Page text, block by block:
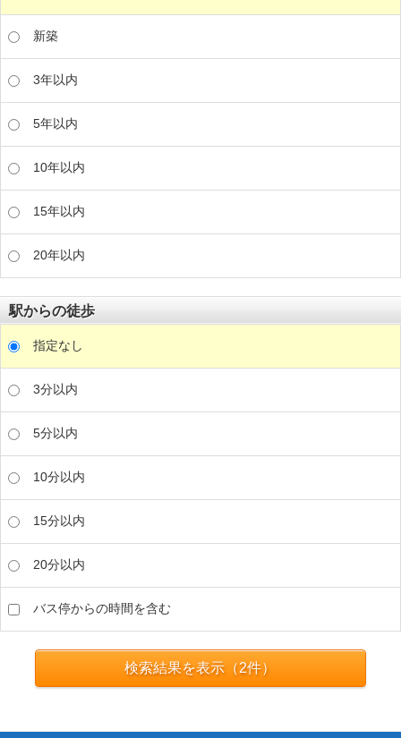
新築
3年以内
5年以内
10年以内
15年以内
20年以内
駅からの徒歩
指定なし
3分以内
5分以内
10分以内
15分以内
20分以内
バス停からの時間を含む
検索結果を表示（2件）